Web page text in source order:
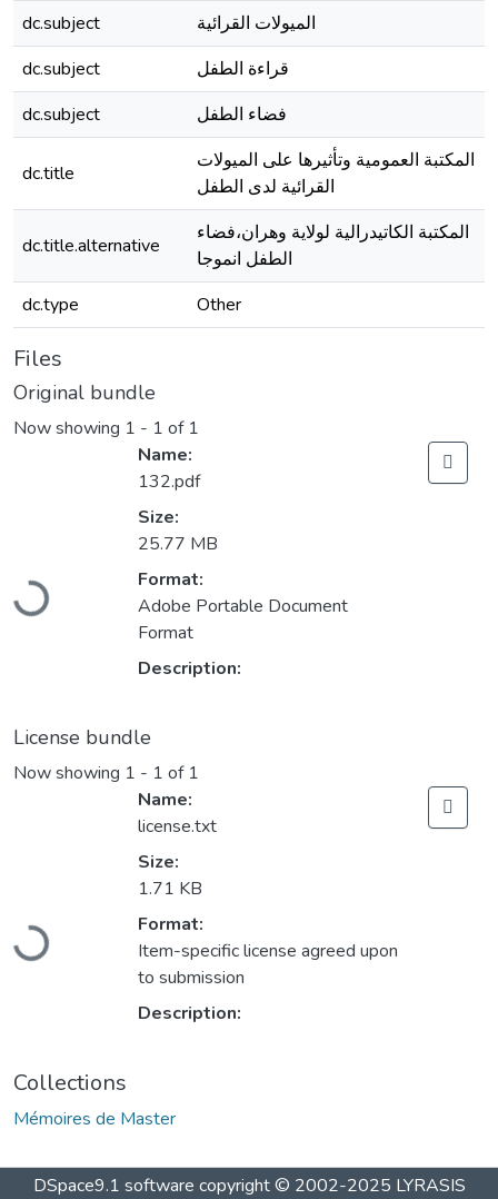
dc.subject
الميولات القرائية
dc.subject
قراءة الطفل
dc.subject
فضاء الطفل
dc.title
المكتبة العمومية وتأثيرها على الميولات
القرائية لدى الطفل
dc.title.alternative
المكتبة الكاتيدرالية لولاية وهران،فضاء
الطفل انموجا
dc.type Other
Files
Original bundle
Now showing 1 - 1 of 1
Loading...
Name:
132.pdf
Size:
25.77 MB
Format:
Adobe Portable Document
Format
Description:
License bundle
Now showing 1 - 1 of 1
Loading...
Name:
license.txt
Size:
1.71 KB
Format:
Item-specific license agreed upon
to submission
Description:
Collections
Mémoires de Master
DSpace9.1 software copyright © 2002-2025 LYRASIS